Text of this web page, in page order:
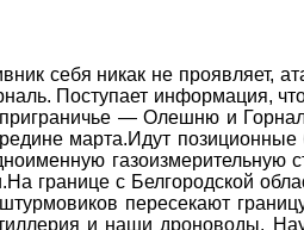
себя никак не проявляет,
Поступает информация,
— Олешню и
марта.Идут позиционные
границе с Белгородской
пересекают
и наши дроноводы.